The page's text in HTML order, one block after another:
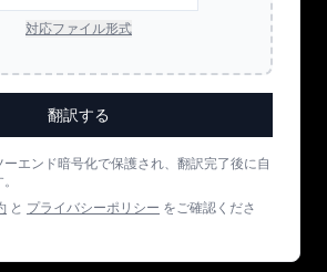
対応ファイル形式
翻訳する
エンド暗号化で保護され、翻訳完了後に自
と プライバシーポリシー をご確認くださ